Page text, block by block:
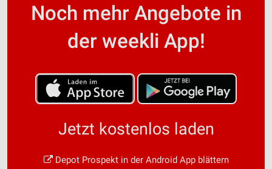
Noch mehr Angebote in
der weekli App!
Jetzt kostenlos laden
Depot Prospekt in der Android App blättern